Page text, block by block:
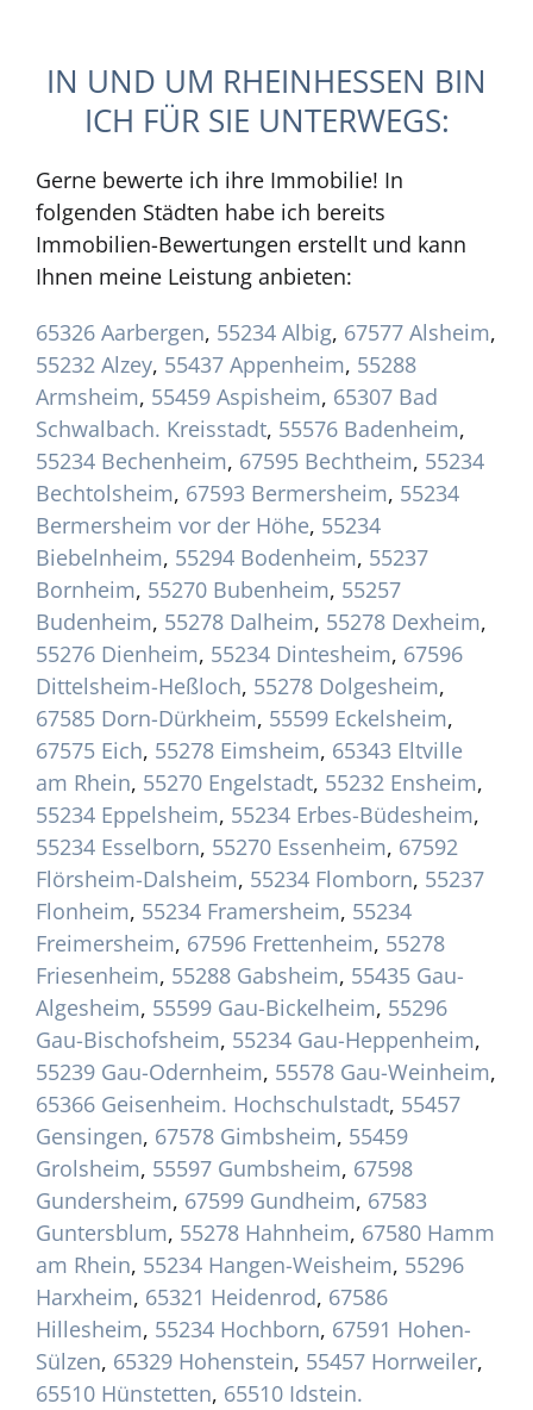
IN UND UM RHEINHESSEN BIN
ICH FÜR SIE UNTERWEGS:
Gerne bewerte ich ihre Immobilie! In
folgenden Städten habe ich bereits
Immobilien-Bewertungen erstellt und kann
Ihnen meine Leistung anbieten:
65326 Aarbergen, 55234 Albig, 67577 Alsheim,
55232 Alzey, 55437 Appenheim, 55288
Armsheim, 55459 Aspisheim, 65307 Bad
Schwalbach. Kreisstadt, 55576 Badenheim,
55234 Bechenheim, 67595 Bechtheim, 55234
Bechtolsheim, 67593 Bermersheim, 55234
Bermersheim vor der Höhe, 55234
Biebelnheim, 55294 Bodenheim, 55237
Bornheim, 55270 Bubenheim, 55257
Budenheim, 55278 Dalheim, 55278 Dexheim,
55276 Dienheim, 55234 Dintesheim, 67596
Dittelsheim-Heßloch, 55278 Dolgesheim,
67585 Dorn-Dürkheim, 55599 Eckelsheim,
67575 Eich, 55278 Eimsheim, 65343 Eltville
am Rhein, 55270 Engelstadt, 55232 Ensheim,
55234 Eppelsheim, 55234 Erbes-Büdesheim,
55234 Esselborn, 55270 Essenheim, 67592
Flörsheim-Dalsheim, 55234 Flomborn, 55237
Flonheim, 55234 Framersheim, 55234
Freimersheim, 67596 Frettenheim, 55278
Friesenheim, 55288 Gabsheim, 55435 Gau-
Algesheim, 55599 Gau-Bickelheim, 55296
Gau-Bischofsheim, 55234 Gau-Heppenheim,
55239 Gau-Odernheim, 55578 Gau-Weinheim,
65366 Geisenheim. Hochschulstadt, 55457
Gensingen, 67578 Gimbsheim, 55459
Grolsheim, 55597 Gumbsheim, 67598
Gundersheim, 67599 Gundheim, 67583
Guntersblum, 55278 Hahnheim, 67580 Hamm
am Rhein, 55234 Hangen-Weisheim, 55296
Harxheim, 65321 Heidenrod, 67586
Hillesheim, 55234 Hochborn, 67591 Hohen-
Sülzen, 65329 Hohenstein, 55457 Horrweiler,
65510 Hünstetten, 65510 Idstein.